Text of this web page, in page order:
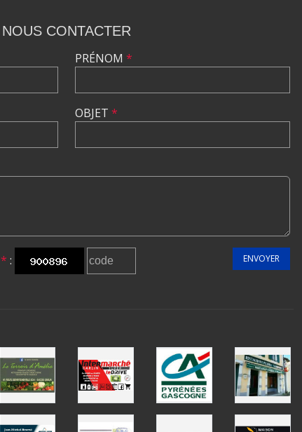
NOUS CONTACTER
PRÉNOM *
OBJET *
* : ENVOYER